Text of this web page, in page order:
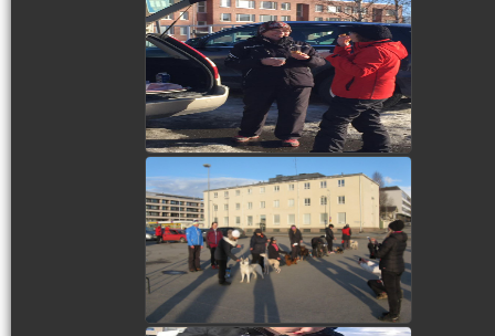
view picture
view picture